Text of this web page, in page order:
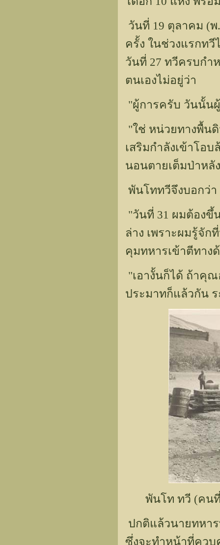
วันที่ 19 ตุลาคม (พ
ครั้ง ในช่วงแรกทวี
วันที่ 27 ทวีครบกำ
ตนเองไม่อยู่ว่า
"ผู้การครับ วันนั้น
"ใช่ หน่วยทางพื้นดิ
เสริมกำลังเข้าโอ
นอนตายเต็มป่าหลั
พันโททวีจึงบอกว่า
"วันที่ 31 ผมต้องขึ้
ล่าง เพราะผมรู้จั
คุมทหารเข้าตีทาง
"เอางั้นก็ได้ ถ้าคุ
ประมาทก็แล้วกัน
พันโท ทวี (คน
ปกติแล้วนายทหา
ซึ่งจะทำหน้าที่คว